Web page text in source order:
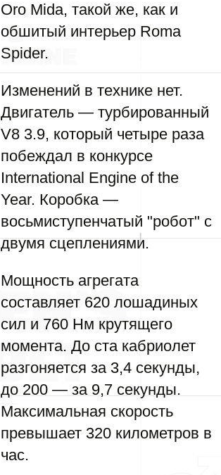
Oro Mida, такой же, как и
обшитый интерьер Roma
Spider.
Изменений в технике нет.
Двигатель — турбированный
V8 3.9, который четыре раза
побеждал в конкурсе
International Engine of the
Year. Коробка —
восьмиступенчатый "робот" с
двумя сцеплениями.
Мощность агрегата
составляет 620 лошадиных
сил и 760 Нм крутящего
момента. До ста кабриолет
разгоняется за 3,4 секунды,
до 200 — за 9,7 секунды.
Максимальная скорость
превышает 320 километров в
час.